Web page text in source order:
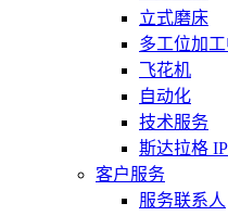
立式磨床
多工位加
飞花机
自动化
技术服务
斯达拉格
客户服务
服务联系人